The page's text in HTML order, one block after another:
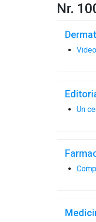
Nr.
Un